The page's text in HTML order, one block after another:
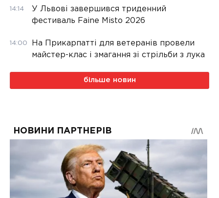
14:14
У Львові завершився триденний
фестиваль Faine Misto 2026
14:00
На Прикарпатті для ветеранів провели
майстер-клас і змагання зі стрільби з лука
більше новин